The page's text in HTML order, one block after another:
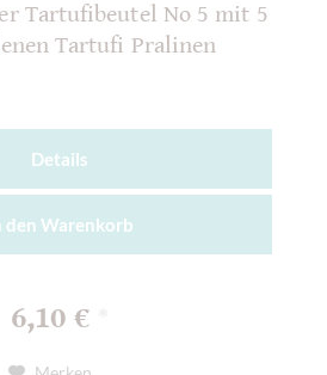
Tartufibeutel No 5 mit 5
Tartufi Pralinen
Details
den Warenkorb
6,10 €